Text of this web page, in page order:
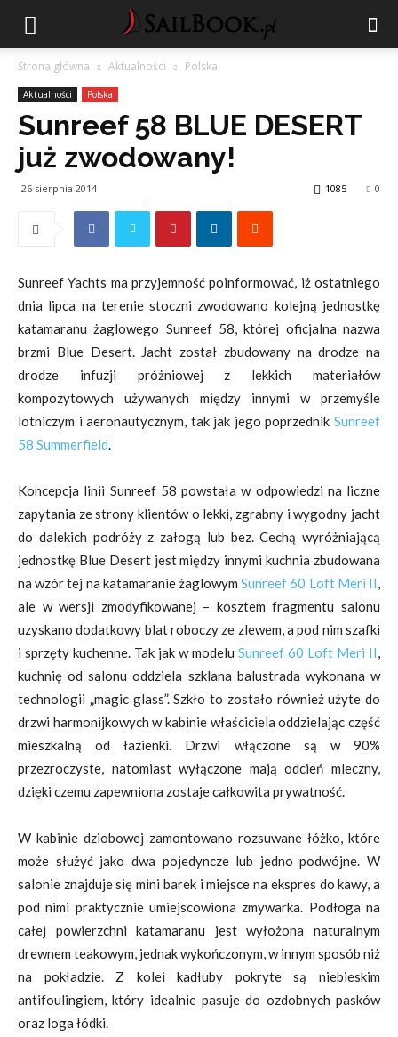
Strona główna Aktualności Polska
Aktualności Polska
Sunreef 58 BLUE DESERT
już zwodowany!
26 sierpnia 2014 0
1085
Sunreef Yachts ma przyjemność poinformować, iż ostatniego
dnia lipca na terenie stoczni zwodowano kolejną jednostkę
katamaranu żaglowego Sunreef 58, której oficjalna nazwa
brzmi Blue Desert. Jacht został zbudowany na drodze na
drodze infuzji próżniowej z lekkich materiałów
kompozytowych używanych między innymi w przemyśle
lotniczym i aeronautycznym, tak jak jego poprzednik Sunreef
58 Summerfield.
Koncepcja linii Sunreef 58 powstała w odpowiedzi na liczne
zapytania ze strony klientów o lekki, zgrabny i wygodny jacht
do dalekich podróży z załogą lub bez. Cechą wyróżniającą
jednostkę Blue Desert jest między innymi kuchnia zbudowana
na wzór tej na katamaranie żaglowymSunreef 60 Loft Meri II,
ale w wersji zmodyfikowanej – kosztem fragmentu salonu
uzyskano dodatkowy blat roboczy ze zlewem, a pod nim szafki
i sprzęty kuchenne. Tak jak w modelu Sunreef 60 Loft Meri II,
kuchnię od salonu oddziela szklana balustrada wykonana w
technologii „magic glass”. Szkło to zostało również użyte do
drzwi harmonijkowych w kabinie właściciela oddzielając część
mieszkalną od łazienki. Drzwi włączone są w 90%
przezroczyste, natomiast wyłączone mają odcień mleczny,
dzięki czemu zapewniona zostaje całkowita prywatność.
W kabinie dziobowej zamontowano rozsuwane łóżko, które
może służyć jako dwa pojedyncze lub jedno podwójne. W
salonie znajduje się mini barek i miejsce na ekspres do kawy, a
pod nimi praktycznie umiejscowiona zmywarka. Podłoga na
całej powierzchni katamaranu jest wyłożona naturalnym
drewnem teakowym, jednak wykończonym, w innym sposób niż
na pokładzie. Z kolei kadłuby pokryte są niebieskim
antifoulingiem, który idealnie pasuje do ozdobnych pasków
oraz loga łódki.